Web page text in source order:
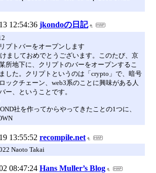
12:54:36 jkondoの日記
プトバーをオープンします
ましておめでとうございます。このたび、京
所地下に、クリプトのバーをオープンするこ
した。クリプトというのは「crypto」で、暗号
ックチェーン、web3系のことに興味がある人
ー、ということです。
社を作ってからやってきたことの1つに、
13:55:52 recompile.net
Naoto Takai
08:47:24 Hans Muller’s Blog